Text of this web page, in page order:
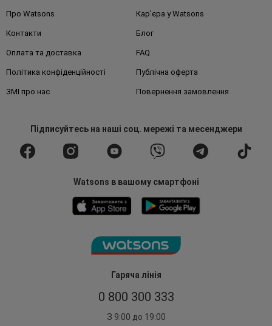
Гаряча лінія
0 800 300 333
З 9:00 до 19:00
Про Watsons Кар'єра у Watsons
Контакти Блог
Оплата та доставка FAQ
Політика конфіденційності Публічна оферта
ЗМІ про нас Повернення замовлення
Підписуйтесьна наші соц. мережі та месенджери
Watsons в вашому смартфоні